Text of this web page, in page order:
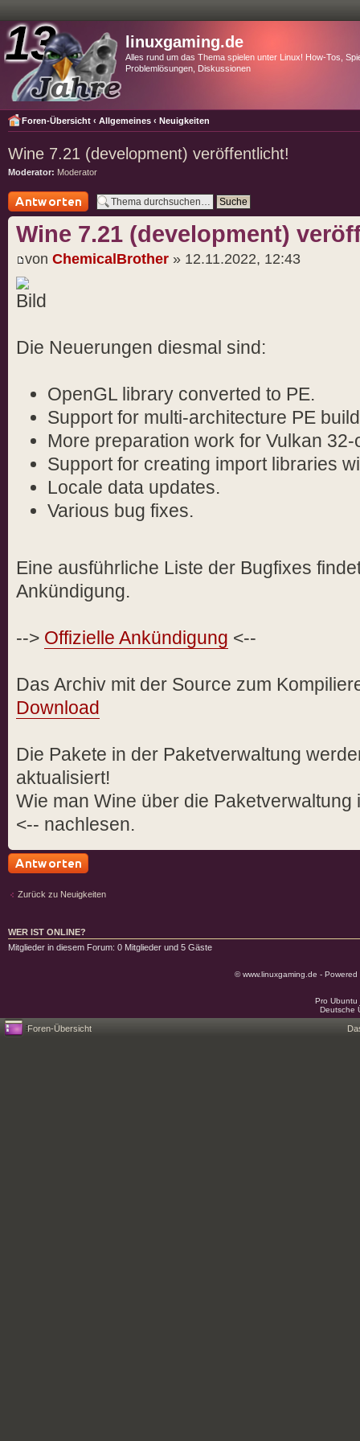
linuxgaming.de
Alles rund um das Thema spielen unter Linux! How-Tos,
Problemlösungen, Diskussionen
Foren-Übersicht ‹ Allgemeines ‹ Neuigkeiten
Wine 7.21 (development) veröffentlicht!
Moderator: Moderator
Antwort schreiben
Wine 7.21 (development)
von ChemicalBrother » 12.11.2022, 12:43
Die Neuerungen diesmal sind:
OpenGL library converted to PE.
Support for multi-architecture PE
More preparation work for Vulkan
Support for creating import libraries
Locale data updates.
Various bug fixes.
Eine ausführliche Liste der Bugfixes
Ankündigung.
--> Offizielle Ankündigung <--
Das Archiv mit der Source zum
Download
Die Pakete in der Paketverwaltung
aktualisiert!
Wie man Wine über die
<-- nachlesen.
Zurück zu Neuigkeiten
WER IST ONLINE?
Mitglieder in diesem Forum: 0 Mitglieder und 5 Gäste
© www.linuxgaming.de -
Pro
Deutsche
Foren-Übersicht